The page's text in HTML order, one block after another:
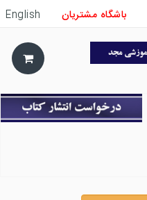
باشگاه مشتریان English